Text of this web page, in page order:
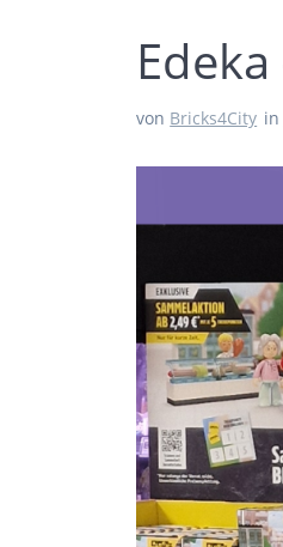
von Bricks4City in